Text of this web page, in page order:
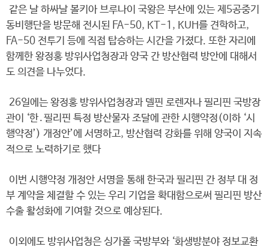
같은 날 하싸날 볼키아 브루나이 국왕은 부산에 있는 제5공중기
동비행단을 방문해 전시된 FA-50, KT-1, KUH를 견학하고,
FA-50 전투기 등에 직접 탑승하는 시간을 가졌다. 또한 자리에
함께한 왕정홍 방위사업청장과 양국 간 방산협력 방안에 대해서
도 의견을 나누었다.
26일에는 왕정홍 방위사업청장과 델핀 로렌자나 필리핀 국방장
관이 ‘한․필리핀 특정 방산물자 조달에 관한 시행약정(이하 ‘시
행약정’) 개정안’에 서명하고, 방산협력 강화를 위해 양국이 지속
적으로 노력하기로 했다
이번 시행약정 개정안 서명을 통해 한국과 필리핀 간 정부 대 정
부 계약을 체결할 수 있는 우리 기업을 확대함으로써 필리핀 방산
수출 활성화에 기여할 것으로 예상된다.
이외에도 방위사업청은 싱가폴 국방부와 ‘화생방분야 정보교환